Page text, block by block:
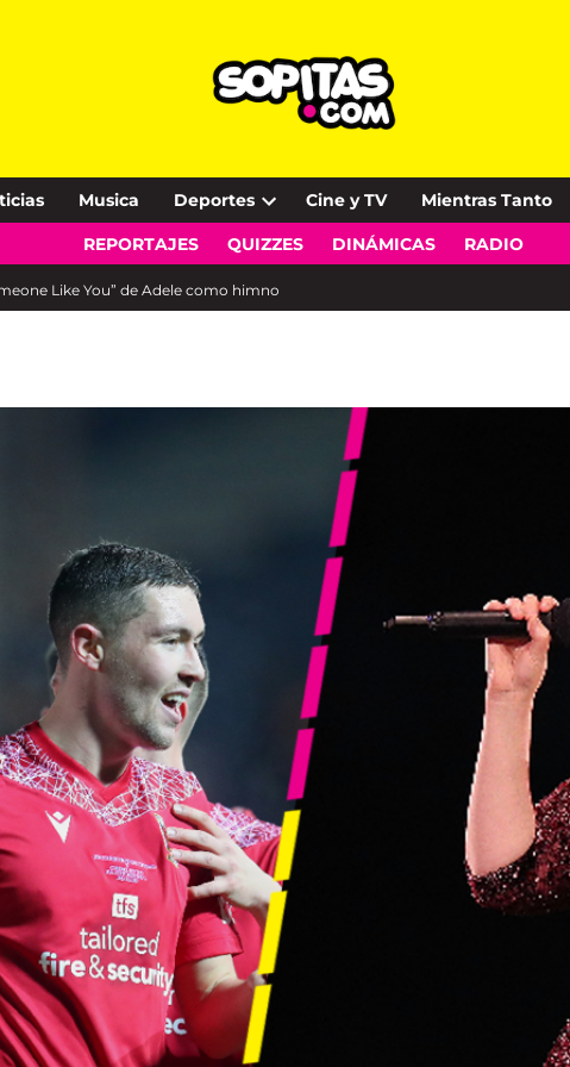
Musica Deportes
Open
dropdown
Cine y TV Mientras Tanto
REPORTAJES QUIZZES DINÁMICAS RADIO
Like You” de Adele como himno